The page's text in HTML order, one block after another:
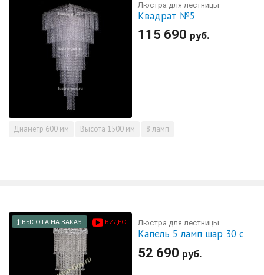
Люстра для лестницы
Квадрат №5
115 690 руб.
Диаметр 600 мм Высота 1500 мм 8 ламп
ВЫСОТА НА ЗАКАЗ ВИДЕО Люстра для лестницы
Капель 5 ламп шар 30 см длинная
52 690 руб.